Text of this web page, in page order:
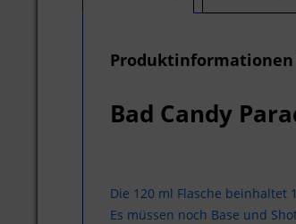
Produktinformationen
Bad Candy
Die 120 ml Flasche beinhaltet
Es müssen noch Base und